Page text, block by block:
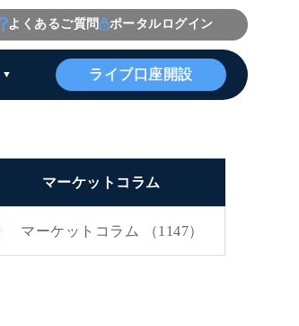
よくあるご質問 ポータルログイン
ライブ口座開設
マーケットコラム
マーケットコラム （1147）